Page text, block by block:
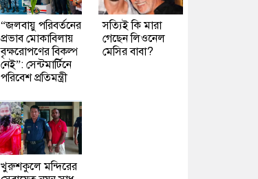
“জলবায়ু পরিবর্তনের
প্রভাব মোকাবিলায়
বৃক্ষরোপণের বিকল্প
নেই”: সেন্টমার্টিনে
পরিবেশ প্রতিমন্ত্রী
সত্যিই কি মারা
গেছেন লিওনেল
মেসির বাবা?
খুরুশকুলে মন্দিরের